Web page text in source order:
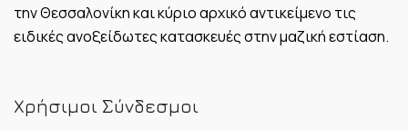
την Θεσσαλονίκη και κύριο αρχικό αντικείμενο τις
ειδικές ανοξείδωτες κατασκευές στην μαζική εστίαση.
Χρήσιμοι Σύνδεσμοι